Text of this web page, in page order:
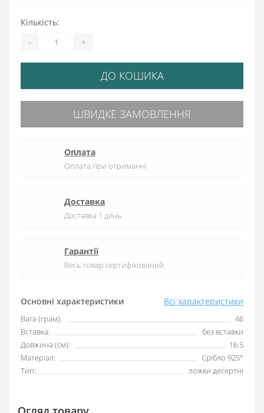
Основні характеристики Всі характеристики
Вага (грам):
46
Вставка:
без вставки
Довжина (см):
16.5
Матеріал:
Срібло 925°
Тип:
ложки десертні
Кількість:
- +
ДО КОШИКА
ШВИДКЕ ЗАМОВЛЕННЯ
Оплата
Оплата при отриманні
Доставка
Доставка 1 день
Гарантії
Весь товар сертифікований